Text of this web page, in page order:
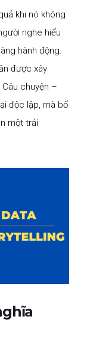
khi nó không
nghe hiểu
hành động.
được xây
chuyện –
độc lập, mà bổ
một trải